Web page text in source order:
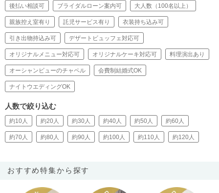
後払い相談可 ブライダルローン案内可 大人数（100名以上）
親族控え室有り 託児サービス有り 衣装持ち込み可
引き出物持込み可 デザートビュッフェ対応可
オリジナルメニュー対応可 オリジナルケーキ対応可 料理演出あり
オーシャンビューのチャペル 会費制結婚式OK
ナイトウエディングOK
人数で絞り込む
約10人 約20人 約30人 約40人 約50人 約60人
約70人 約80人 約90人 約100人 約110人 約120人
おすすめ特集から探す